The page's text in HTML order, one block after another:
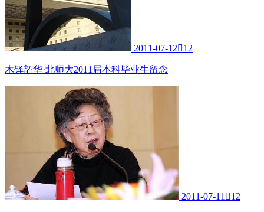
2011-07-1212
木铎韶华·北师大2011届本科毕业生留念
2011-07-11 12